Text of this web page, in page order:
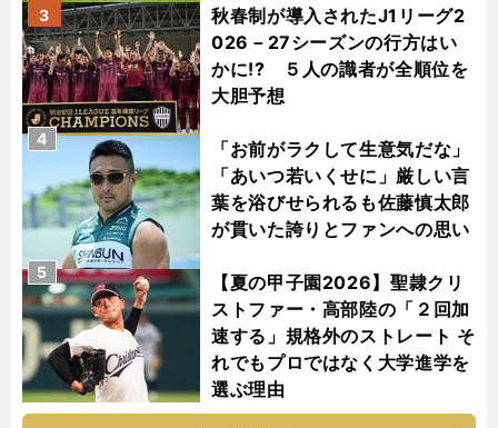
秋春制が導入されたJ1リーグ2
026－27シーズンの行方はい
かに!? ５人の識者が全順位を
大胆予想
3
「お前がラクして生意気だな」
「あいつ若いくせに」厳しい言
葉を浴びせられるも佐藤慎太郎
が貫いた誇りとファンへの思い
4
【夏の甲子園2026】聖隷クリ
ストファー・高部陸の「２回加
速する」規格外のストレート そ
れでもプロではなく大学進学を
選ぶ理由
5